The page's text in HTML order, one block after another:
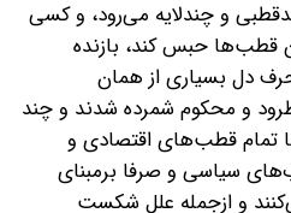
و چند‌لایه می‌رود، و کسی
قطب‌ها حبس کند، بازنده
دل بسیاری از همان
و محکوم شمرده شدند و چند
تمام قطب‌های اقتصادی و
سیاسی و صرفا برمبنای
و از‌‌جمله علل شکست